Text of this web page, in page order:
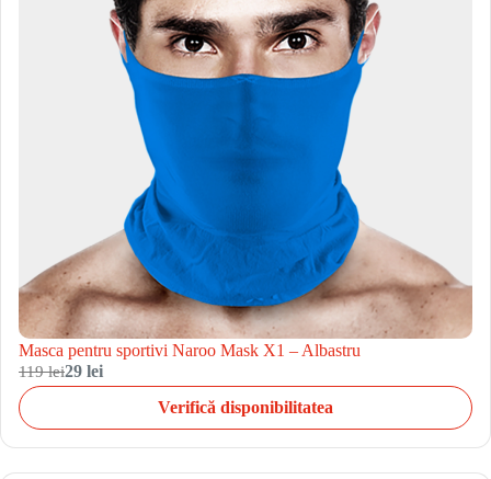
Masca pentru sportivi Naroo Mask X1 – Albastru
119 lei29 lei
Verifică disponibilitatea